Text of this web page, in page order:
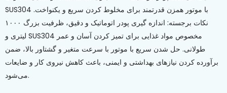
SUS304 با موتور همزن قدرتمند برای مخلوط کردن سریع و یکنواخت.
نکات برجسته: اندازه گیری پودر اتوماتیک و دقیق، ظرفیت بزرگ ۱۰۰۰
لیتری و SUS304 مخصوص مواد غذایی برای تمیز کردن آسان و عمر
طولانی. حل شدن سریع با موتور با سرعت متغیر و گشتاور بالا، ضمن
برآورده کردن نیازهای بهداشتی و ایمنی، باعث کاهش نیروی کار و ضایعات
می‌شود.